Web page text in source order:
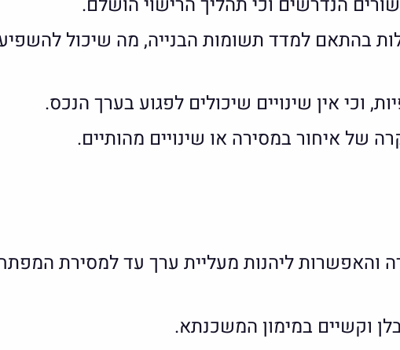
בהתאם למדד תשומות הבנייה, מה שיכול
וכי אין שינויים שיכולים לפגוע בערך הנכס.
של איחור במסירה או שינויים מהותיים.
והאפשרות ליהנות מעליית ערך עד למסירת
וקשיים במימון המשכנתא.